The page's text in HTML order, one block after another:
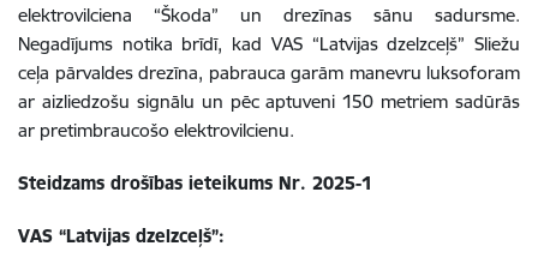
elektrovilciena “Škoda” un drezīnas sānu sadursme.
Negadījums notika brīdī, kad VAS “Latvijas dzelzceļš” Sliežu
ceļa pārvaldes drezīna, pabrauca garām manevru luksoforam
ar aizliedzošu signālu un pēc aptuveni 150 metriem sadūrās
ar pretimbraucošo elektrovilcienu.
Steidzams drošības ieteikums Nr. 2025-1
VAS “Latvijas dzelzceļš”: